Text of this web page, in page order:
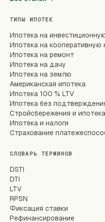
ТИПЫ ИПОТЕК
Ипотека на
Ипотека на кооперативную
Ипотека на ремонт
Ипотека на дачу
Ипотека на землю
Американская ипотека
Ипотека 100 % LTV
Ипотека без
Стройсбережения и ипотека
Ипотека и налоги
Страхование
СЛОВАРЬ ТЕРМИНОВ
DSTI
DTI
LTV
RPSN
Фиксация ставки
Рефинансирование